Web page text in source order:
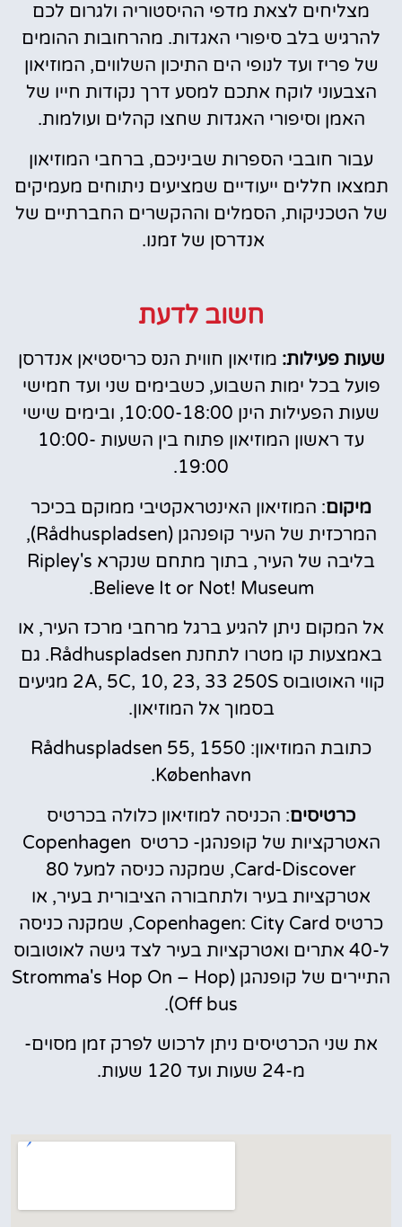
מצליחים לצאת מדפי ההיסטוריה ולגרום לכם
להרגיש בלב סיפורי האגדות. מהרחובות ההומים
של פריז ועד לנופי הים התיכון השלווים, המוזיאון
הצבעוני לוקח אתכם למסע דרך נקודות חייו של
האמן וסיפורי האגדות שחצו קהלים ועולמות.
עבור חובבי הספרות שביניכם, ברחבי המוזיאון
תמצאו חללים ייעודיים שמציעים ניתוחים מעמיקים
של הטכניקות, הסמלים וההקשרים החברתיים של
אנדרסן של זמנו.
חשוב לדעת
שעות פעילות: מוזיאון חווית הנס כריסטיאן אנדרסן
פועל בכל ימות השבוע, כשבימים שני ועד חמישי
שעות הפעילות הינן 10:00-18:00, ובימים שישי
עד ראשון המוזיאון פתוח בין השעות 10:00-
19:00.
מיקום: המוזיאון האינטראקטיבי ממוקם בכיכר
המרכזית של העיר קופנהגן (Rådhuspladsen),
בליבה של העיר, בתוך מתחם שנקרא Ripley's
Believe It or Not! Museum.
אל המקום ניתן להגיע ברגל מרחבי מרכז העיר, או
באמצעות קו מטרו לתחנת Rådhuspladsen. גם
קווי האוטובוס 2A, 5C, 10, 23, 33 250S מגיעים
בסמוך אל המוזיאון.
כתובת המוזיאון: Rådhuspladsen 55, 1550
København.
כרטיסים: הכניסה למוזיאון כלולה בכרטיס
האטרקציות של קופנהגן- כרטיס Copenhagen
Card-Discover, שמקנה כניסה למעל 80
אטרקציות בעיר ולתחבורה הציבורית בעיר, או
כרטיס Copenhagen: City Card, שמקנה כניסה
ל-40 אתרים ואטרקציות בעיר לצד גישה לאוטובוס
התיירים של קופנהגן (Stromma's Hop On – Hop
Off bus).
את שני הכרטיסים ניתן לרכוש לפרק זמן מסוים-
מ-24 שעות ועד 120 שעות.